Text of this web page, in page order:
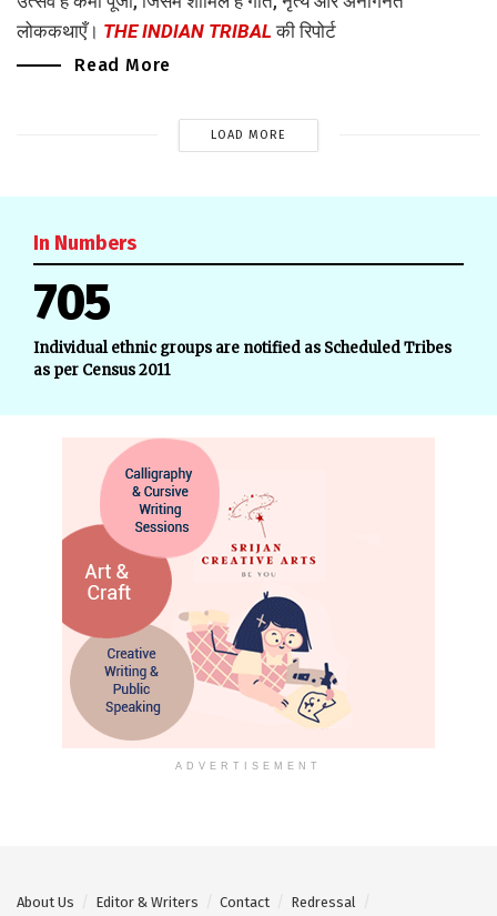
लोककथाएँ। THE INDIAN TRIBAL की रिपोर्ट
Read More
LOAD MORE
In Numbers
705
Individual ethnic groups are notified as Scheduled Tribes
as per Census 2011
ADVERTISEMENT
About Us Editor & Writers Contact
Redressal